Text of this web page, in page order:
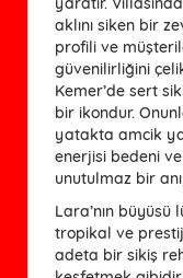
aklını siken bir
profili ve
güvenilirliğini
Kemer’de sert
bir ikondur.
yatakta amcik
enerjisi bedeni
unutulmaz bir
Lara’nın büyüsü
tropikal ve
adeta bir sikiş